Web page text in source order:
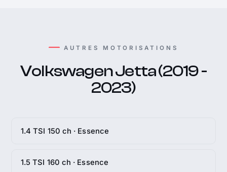
AUTRES MOTORISATIONS
Volkswagen Jetta (2019 -
2023)
1.4 TSI 150 ch · Essence
1.5 TSI 160 ch · Essence